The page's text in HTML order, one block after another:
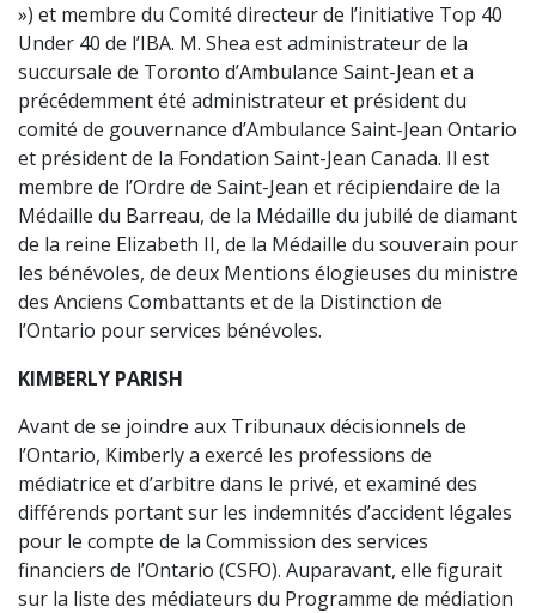
») et membre du Comité directeur de l’initiative Top 40
Under 40 de l’IBA. M. Shea est administrateur de la
succursale de Toronto d’Ambulance Saint-Jean et a
précédemment été administrateur et président du
comité de gouvernance d’Ambulance Saint-Jean Ontario
et président de la Fondation Saint-Jean Canada. Il est
membre de l’Ordre de Saint-Jean et récipiendaire de la
Médaille du Barreau, de la Médaille du jubilé de diamant
de la reine Elizabeth II, de la Médaille du souverain pour
les bénévoles, de deux Mentions élogieuses du ministre
des Anciens Combattants et de la Distinction de
l’Ontario pour services bénévoles.
KIMBERLY PARISH
Avant de se joindre aux Tribunaux décisionnels de
l’Ontario, Kimberly a exercé les professions de
médiatrice et d’arbitre dans le privé, et examiné des
différends portant sur les indemnités d’accident légales
pour le compte de la Commission des services
financiers de l’Ontario (CSFO). Auparavant, elle figurait
sur la liste des médiateurs du Programme de médiation